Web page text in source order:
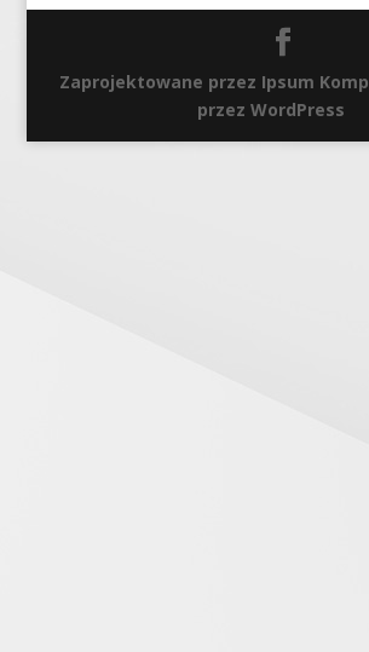
Zaprojektowane przez Ipsum Komp
przez WordPress